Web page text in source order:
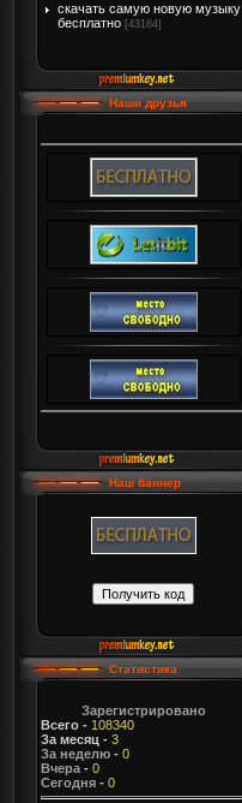
скачать самую новую музыку
бесплатно [43164]
Наши друзья
Наш баннер
Статистика
Зарегистрировано
Всего- 108340
За месяц - 3
За неделю- 0
Вчера- 0
Сегодня- 0